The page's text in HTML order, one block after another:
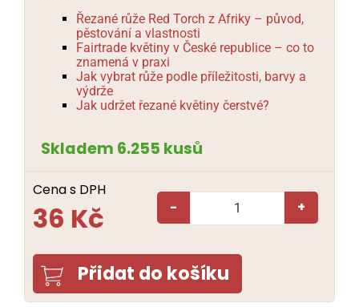
Řezané růže Red Torch z Afriky – původ,
pěstování a vlastnosti
Fairtrade květiny v České republice – co to
znamená v praxi
Jak vybrat růže podle příležitosti, barvy a
výdrže
Jak udržet řezané květiny čerstvé?
Skladem 6.255 kusů
Cena s DPH
36 Kč - +
Přidat do košíku